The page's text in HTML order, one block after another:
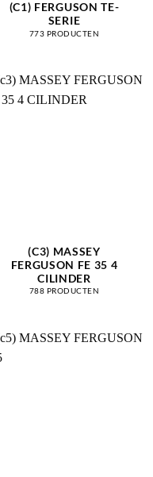
(C1) FERGUSON TE-
SERIE
773 PRODUCTEN
(C3) MASSEY
FERGUSON FE 35 4
CILINDER
788 PRODUCTEN